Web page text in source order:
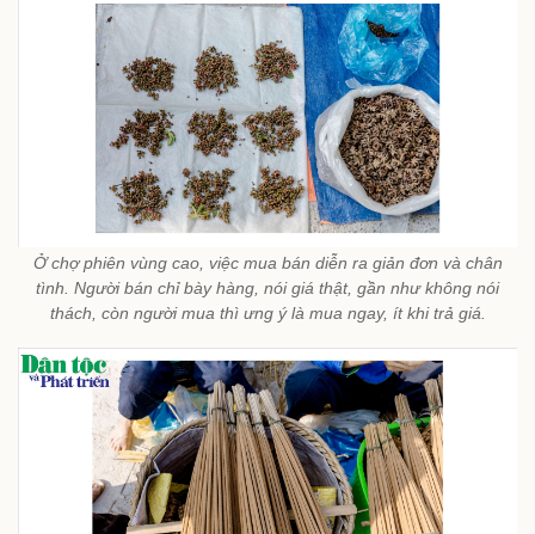
Ở chợ phiên vùng cao, việc mua bán diễn ra giản đơn và chân
tình. Người bán chỉ bày hàng, nói giá thật, gần như không nói
thách, còn người mua thì ưng ý là mua ngay, ít khi trả giá.